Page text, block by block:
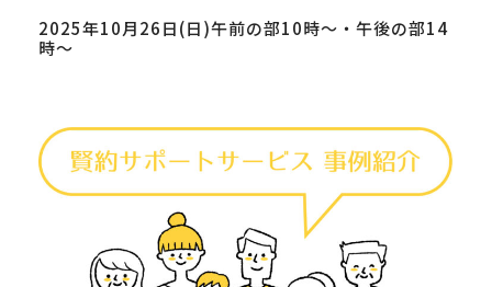
2025年10月26日(日)午前の部10時～・午後の部14
時～